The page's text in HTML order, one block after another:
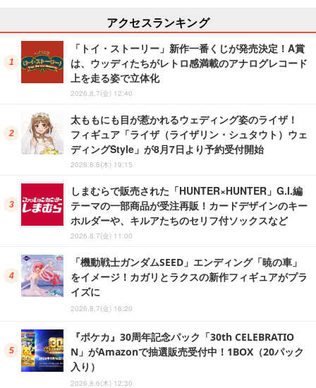
アクセスランキング
「トイ・ストーリー」新作一番くじが発売決定！A賞
は、ウッディたちがレトロ感満載のアナログレコード
上を走る姿で立体化
2026.8.7(金) 12:40
太ももにも目が惹かれるウェディング姿のライザ！
フィギュア「ライザ（ライザリン・シュタウト）ウェ
ディングStyle」が8月7日より予約受付開始
2026.8.6(木) 19:15
しまむらで販売された「HUNTER×HUNTER」G.I.編
テーマの一部商品が受注再販！カードデザインのキー
ホルダーや、キルアたちのセリフ付ソックスなど
2026.8.7(金) 11:00
「機動戦士ガンダムSEED」エンディング「暁の車」
をイメージ！カガリとラクスの新作フィギュアがプラ
イズに
2026.8.7(金) 16:20
『ポケカ』30周年記念パック「30th CELEBRATIO
N」がAmazonで抽選販売受付中！1BOX（20パック
入り）
2026.8.6(木) 12:30